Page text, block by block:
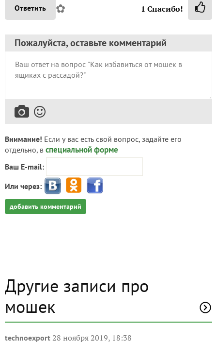
Ответить ✿ 1 Спасибо!
Пожалуйста, оставьте комментарий
Внимание! Если у вас есть свой вопрос, задайте его
отдельно, в специальной форме
Ваш E-mail:
Или через:
добавить комментарий
Другие записи про
мошек
technoexport 28 ноября 2019, 18:38